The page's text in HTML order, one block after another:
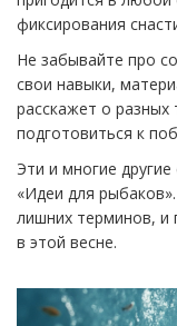
фиксирования
Не забывайте про
свои навыки,
расскажет о разных
подготовиться к
Эти и многие
«Идеи для
лишних терминов,
в этой весне.